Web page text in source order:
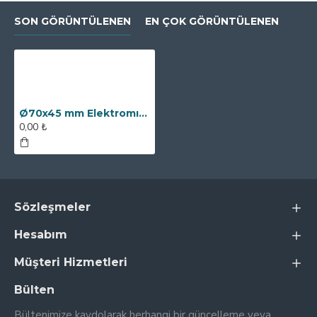
SON GÖRÜNTÜLENEN EN ÇOK GÖRÜNTÜLENEN
Ø70x45 mm Elektromıknatıs - 200 kg Çekim Gücü
0,00 ₺
Sözleşmeler
Hesabım
Müşteri Hizmetleri
Bülten